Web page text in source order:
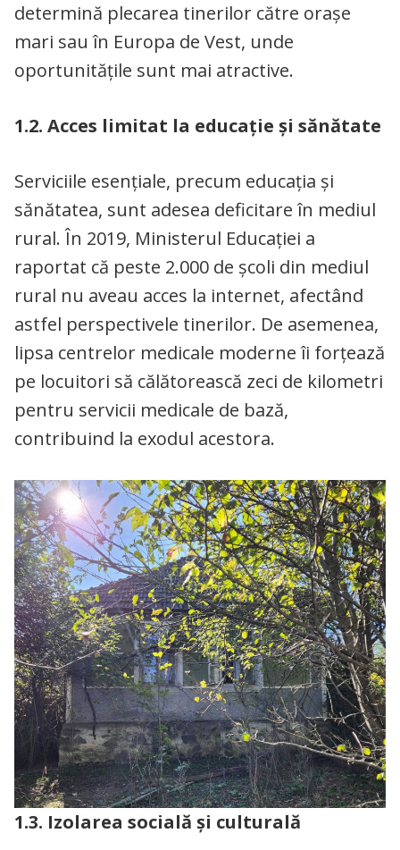
determină plecarea tinerilor către orașe
mari sau în Europa de Vest, unde
oportunitățile sunt mai atractive.
1.2. Acces limitat la educație și sănătate
Serviciile esențiale, precum educația și
sănătatea, sunt adesea deficitare în mediul
rural. În 2019, Ministerul Educației a
raportat că peste 2.000 de școli din mediul
rural nu aveau acces la internet, afectând
astfel perspectivele tinerilor. De asemenea,
lipsa centrelor medicale moderne îi forțează
pe locuitori să călătorească zeci de kilometri
pentru servicii medicale de bază,
contribuind la exodul acestora.
1.3. Izolarea socială și culturală